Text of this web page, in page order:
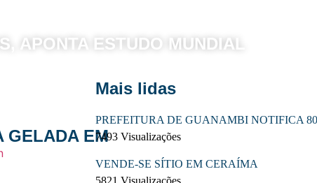
APONTA ESTUDO MUNDIAL
GELADA EM
Mais lidas
PREFEITURA DE GUANAMBI NOTIFICA
7493 Visualizações
VENDE-SE SÍTIO EM CERAÍMA